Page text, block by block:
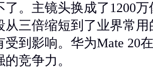
了。主镜头换成了1200
从三倍缩短到了业界常
受到影响。华为Mate 20
竞争力。